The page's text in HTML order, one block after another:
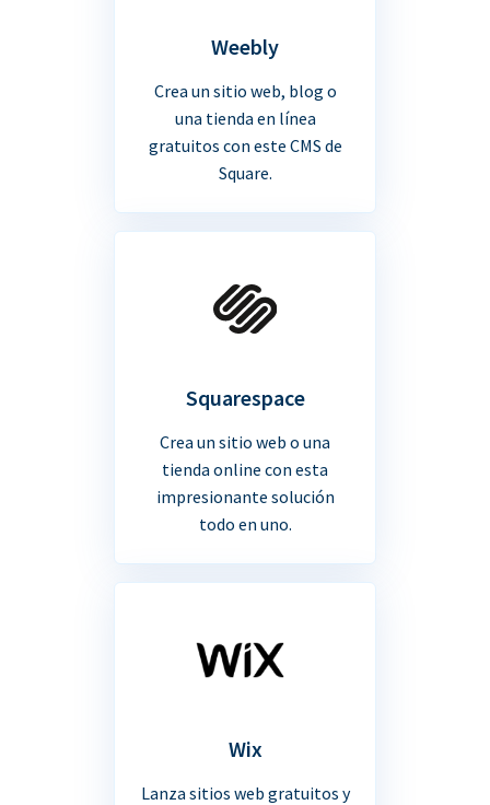
Weebly
Crea un sitio web, blog o
una tienda en línea
gratuitos con este CMS de
Square.
Squarespace
Crea un sitio web o una
tienda online con esta
impresionante solución
todo en uno.
Wix
Lanza sitios web gratuitos y